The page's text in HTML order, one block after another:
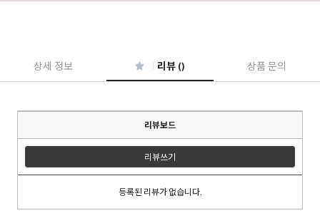
이코 라이프 하
상세 정보 리뷰 () 상품 문의
리뷰보드
리뷰쓰기
등록된 리뷰가 없습니다.